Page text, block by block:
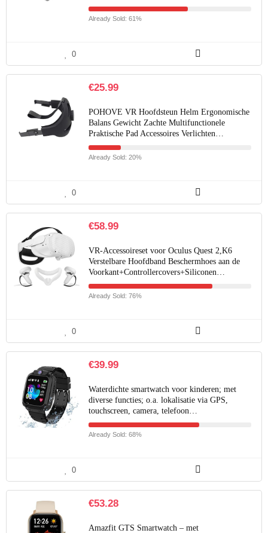
Already Sold: 61%
0
€25.99
POHOVE VR Hoofdsteun Helm Ergonomische
Balans Gewicht Zachte Multifunctionele
Praktische Pad Accessoires Verlichten…
Already Sold: 20%
0
€58.99
VR-Accessoireset voor Oculus Quest 2,K6
Verstelbare Hoofdband Beschermhoes aan de
Voorkant+Controllercovers+Siliconen…
Already Sold: 76%
0
€39.99
Waterdichte smartwatch voor kinderen; met
diverse functies; o.a. lokalisatie via GPS,
touchscreen, camera, telefoon…
Already Sold: 68%
0
€53.28
Amazfit GTS Smartwatch – met